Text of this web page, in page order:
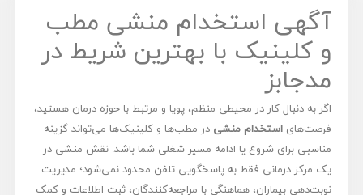
آگهی استخدام منشی مطب
و کلینیک با بهترین شریط در
مدجابز
اگر به دنبال کار در محیطی منظم، پویا و مرتبط با حوزه درمان هستید،
فرصت‌هایاستخدام منشی در مطب‌ها و کلینیک‌ها می‌تواند گزینه
مناسبی برای شروع یا ادامه مسیر شغلی شما باشد. نقش منشی در
یک مرکز درمانی فقط به پاسخگویی تلفن محدود نمی‌شود؛ مدیریت
نوبت‌دهی بیماران، هماهنگی با مراجعه‌کنندگان، ثبت اطلاعات و کمک